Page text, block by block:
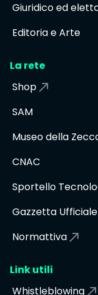
Giuridico ed
Editoria e Arte
La rete
Shop
SAM
Museo della
CNAC
Sportello
Gazzetta Ufficiale
Normattiva
Link utili
Whistleblowing